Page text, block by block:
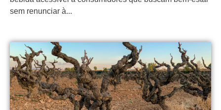
sem renunciar à...